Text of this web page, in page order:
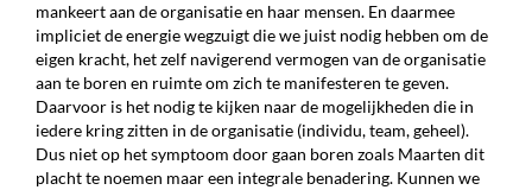
mankeert aan de organisatie en haar mensen. En daarmee
impliciet de energie wegzuigt die we juist nodig hebben om de
eigen kracht, het zelf navigerend vermogen van de organisatie
aan te boren en ruimte om zich te manifesteren te geven.
Daarvoor is het nodig te kijken naar de mogelijkheden die in
iedere kring zitten in de organisatie (individu, team, geheel).
Dus niet op het symptoom door gaan boren zoals Maarten dit
placht te noemen maar een integrale benadering. Kunnen we